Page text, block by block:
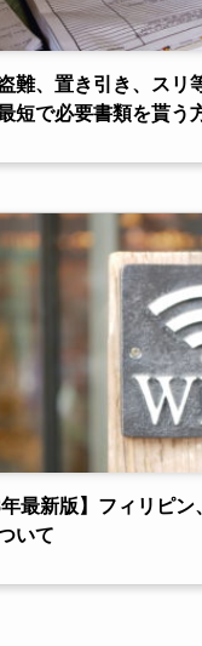
難、置き引き、スリ
短で必要書類を貰う
年最新版】フィリピ
いて